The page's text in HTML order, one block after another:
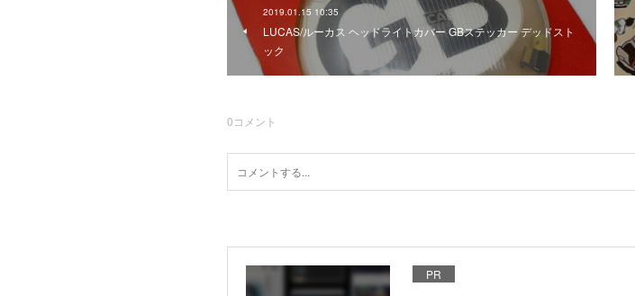
2019.01.15 10:35
LUCAS/ルーカス ヘッドライトカバー GBステッカー デッドスト
ック
0コメント
PR